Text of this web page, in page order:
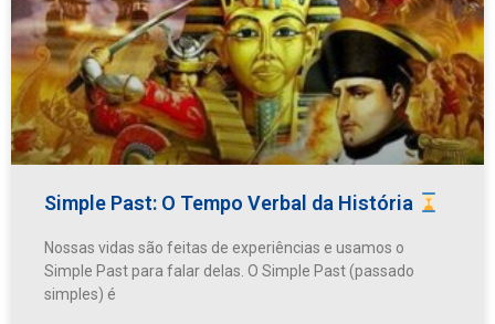
Simple Past: O Tempo Verbal da História
Nossas vidas são feitas de experiências e usamos o
Simple Past para falar delas. O Simple Past (passado
simples) é